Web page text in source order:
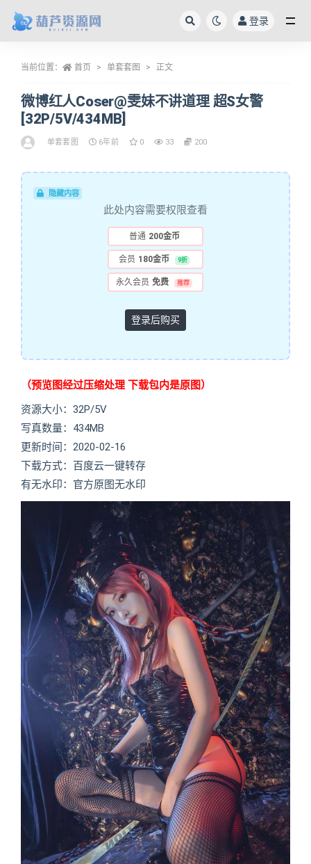
登录
当前位置： 首页 单套套图 正文
微博红人Coser@雯妹不讲道理 超S女警
[32P/5V/434MB]
单套套图 6年前 0 33 200
隐藏内容
此处内容需要权限查看
普通 200金币
会员 180金币 9折
永久会员 免费 推荐
登录后购买
（预览图经过压缩处理 下载包内是原图）
资源大小：32P/5V
写真数量：434MB
更新时间：2020-02-16
下载方式：百度云一键转存
有无水印：官方原图无水印